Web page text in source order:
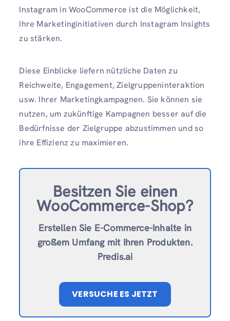
Instagram in WooCommerce ist die Möglichkeit,
Ihre Marketinginitiativen durch Instagram Insights
zu stärken.
Diese Einblicke liefern nützliche Daten zu
Reichweite, Engagement, Zielgruppeninteraktion
usw. Ihrer Marketingkampagnen. Sie können sie
nutzen, um zukünftige Kampagnen besser auf die
Bedürfnisse der Zielgruppe abzustimmen und so
ihre Effizienz zu maximieren.
Besitzen Sie einen
WooCommerce-Shop?
Erstellen Sie E-Commerce-Inhalte in
großem Umfang mit Ihren Produkten.
Predis.ai
VERSUCHE ES JETZT